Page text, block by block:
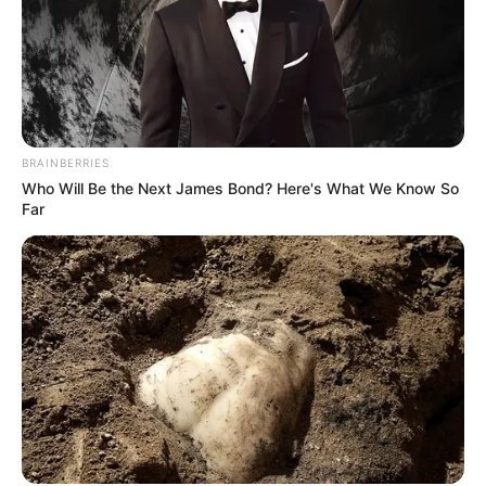
arche avec Simon et Talina a été un pur
bonheur. Ce sont de grands professionnels, très
carrés, qui ont su garder cette notion de jeu qui
m’est chère : cet esprit d’amusement et
d’émerveillement.
Le fait de réussir ces examens a-t-il un
rapport avec ce que Rose ressent envers son
père, le grand chef Auguste Armand ?
Je pense qu’il y a une part de conscient et
d’inconscient dans tous nos choix. Quand Rose
arrête de se mentir et qu’elle admet aimer la
cuisine, elle réalise qu’elle était simplement en
rébellion contre son père. Elle a écarté la
cuisine par rejet de lui, alors que c’est dans son
ADN. Il y avait aussi son positionnement par
rapport à sa sœur : il est parfois difficile
BRAINBERRIES
Who Will Be the Next James Bond? Here's What We Know So
Far